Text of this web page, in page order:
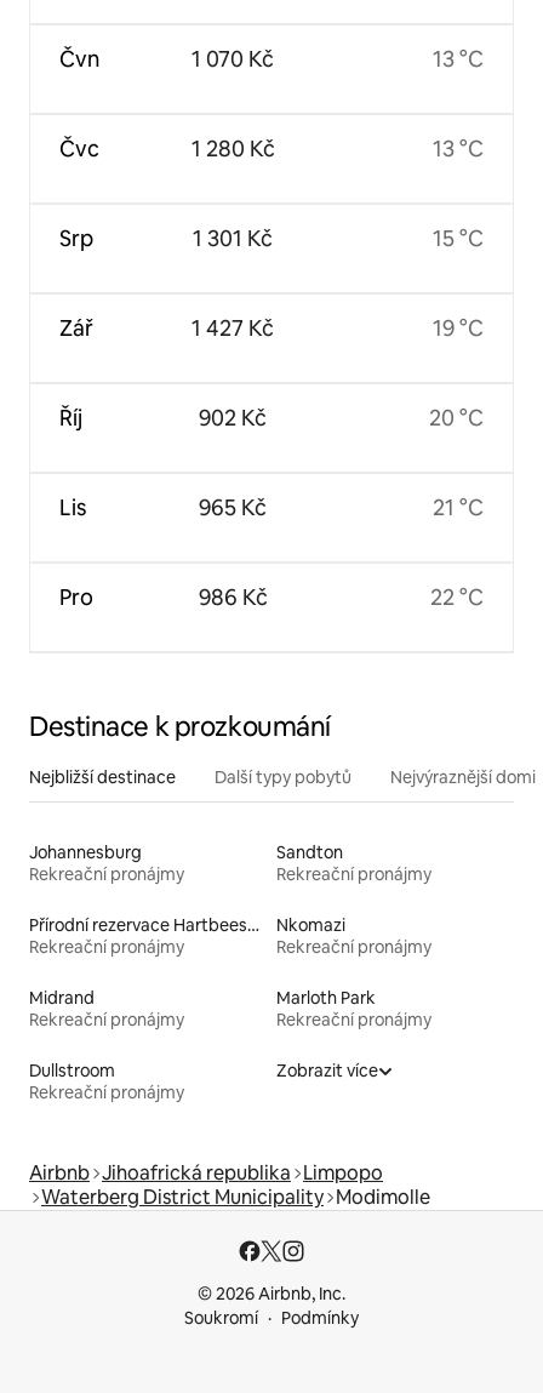
Čvn
Čvc
Srp
Zář
Říj
Lis
Pro
1 070 Kč
1 280 Kč
1 301 Kč
1 427 Kč
902 Kč
965 Kč
986 Kč
13 °C
13 °C
15 °C
19 °C
20 °C
21 °C
22 °C
Destinace k prozkoumání
Nejbližší destinace Další typy pobytů Nejvýraznější
Johannesburg
Rekreační pronájmy
Sandton
Rekreační pronájmy
Přírodní rezervace Hartbeespoort Dam
Rekreační pronájmy
Nkomazi
Rekreační pronájmy
Midrand
Rekreační pronájmy
Marloth Park
Rekreační pronájmy
Dullstroom
Rekreační pronájmy
Zobrazit více
Airbnb Jihoafrická republika Limpopo
Waterberg District Municipality Modimolle
© 2026 Airbnb, Inc.
Soukromí
Podmínky